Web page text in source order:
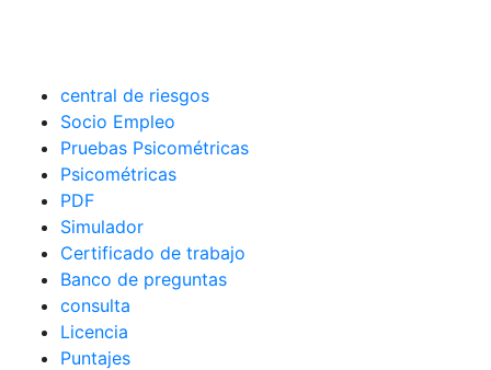
central de riesgos
Socio Empleo
Pruebas Psicométricas
Psicométricas
PDF
Simulador
Certificado de trabajo
Banco de preguntas
consulta
Licencia
Puntajes